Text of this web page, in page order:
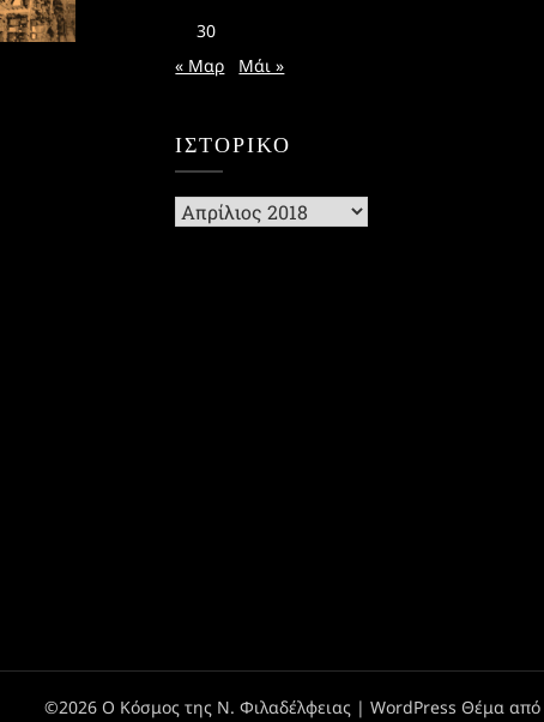
30
« Μαρ
Μάι »
ΙΣΤΟΡΙΚΌ
Ιστορικό
©2026 Ο Κόσμος της Ν. Φιλαδέλφειας | WordPress Θέμα από